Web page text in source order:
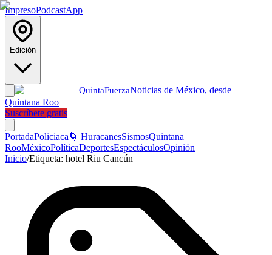
ImpresoPodcastApp
Edición
QuintaFuerzaNoticias de México, desde
Quintana Roo
Suscríbete gratis
PortadaPoliciaca 🌀 HuracanesSismosQuintana
RooMéxicoPolíticaDeportesEspectáculosOpinión
Inicio/Etiqueta: hotel Riu Cancún